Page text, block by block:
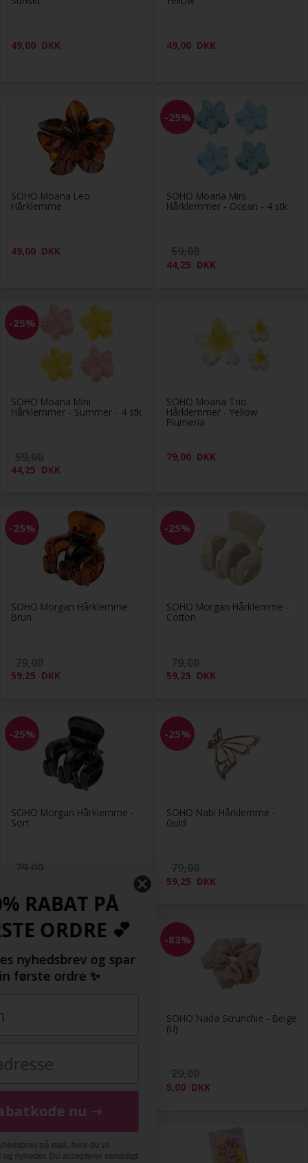
49,00 DKK 49,00 DKK
SOHO Moana Leo
Hårklemme
49,00 DKK
-25%
SOHO Moana Mini
Hårklemmer - Ocean - 4 stk
44,25 DKK
-25%
SOHO Moana Mini
Hårklemmer - Summer - 4 stk
44,25 DKK
SOHO Moana Trio
Hårklemmer - Yellow
Plumeria
79,00 DKK
-25%
SOHO Morgan Hårklemme -
Brun
59,25 DKK
-25%
SOHO Morgan Hårklemme -
Cotton
59,25 DKK
-25%
SOHO Morgan Hårklemme -
Sort
-25%
SOHO Nabi Hårklemme -
Guld
59,25 DKK
-25%
79,00
-83%
SOHO Nada Scrunchie - Beige
(U)
5,00 DKK
SPAR 10% RABAT PÅ
DIN FØRSTE ORDRE 💕
Tilmeld dig vores nyhedsbrev og spar
10% på din første ordre ✨
Få din rabatkode nu ➝
Du bliver tilmeldt vores nyhedsbrev på mail, hvor du vil
modtage de bedste tilbud og nyheder. Du accepterer samtidigt